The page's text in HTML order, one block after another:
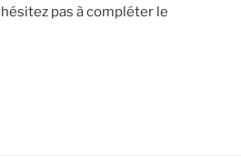
pas à compléter le